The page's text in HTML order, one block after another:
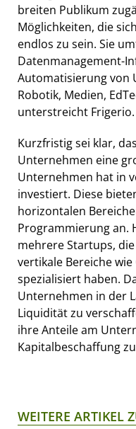
breiten Publikum
Möglichkeiten, die
endlos zu sein. Sie
Datenmanagement-
Automatisierung von
Robotik, Medien,
unterstreicht Frigerio.
Kurzfristig sei klar,
Unternehmen eine
Unternehmen hat in
investiert. Diese
horizontalen
Programmierung an.
mehrere Startups,
vertikale Bereiche
spezialisiert haben.
Unternehmen in der
Liquidität zu
ihre Anteile am
Kapitalbeschaffung
WEITERE ARTIKEL